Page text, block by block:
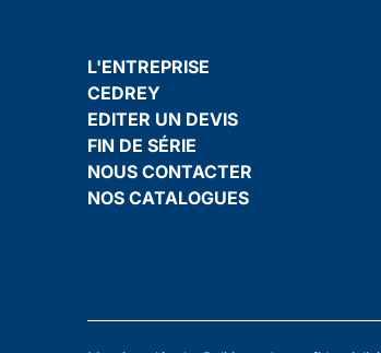
L'ENTREPRISE
CEDREY
EDITER UN DEVIS
FIN DE SÉRIE
NOUS CONTACTER
NOS CATALOGUES